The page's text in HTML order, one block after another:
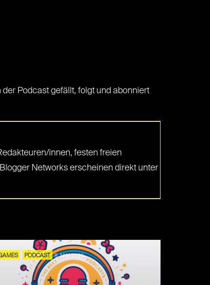
der Podcast gefällt, folgt und abonniert
innen, festen freien
Networks erscheinen direkt unter
PODCAST 8. MAI 2026